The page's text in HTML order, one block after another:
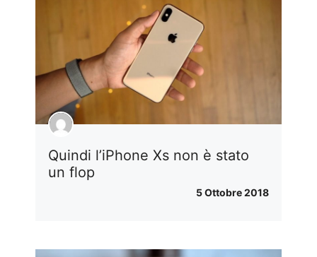
Quindi l’iPhone Xs non è stato
un flop
5 Ottobre 2018